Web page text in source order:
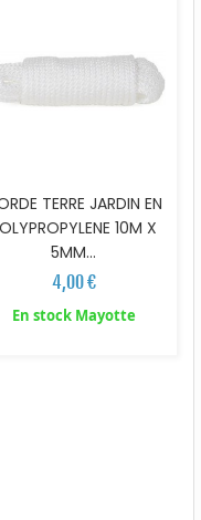
TERRE JARDIN EN
10M X
5MM...
4,00 €
En stock Mayotte